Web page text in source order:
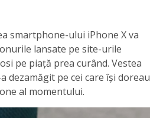
smartphone-ului iPhone X va
lansate pe site-urile
pe piață prea curând. Vestea
dezamăgit pe cei care își doreau
al momentului.